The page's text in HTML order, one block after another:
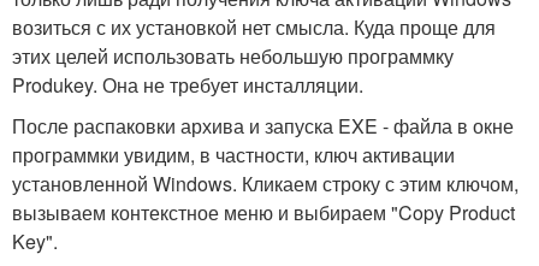
возиться с их установкой нет смысла. Куда проще для
этих целей использовать небольшую программку
Produkey. Она не требует инсталляции.
После распаковки архива и запуска EXE - файла в окне
программки увидим, в частности, ключ активации
установленной Windows. Кликаем строку с этим ключом,
вызываем контекстное меню и выбираем "Copy Product
Key".